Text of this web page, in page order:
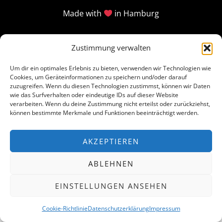
Zustimmung verwalten
Um dir ein optimales Erlebnis zu bieten, verwenden wir Technologien wie
Cookies, um Geräteinformationen zu speichern und/oder darauf
zuzugreifen. Wenn du diesen Technologien zustimmst, können wir Daten
wie das Surfverhalten oder eindeutige IDs auf dieser Website
verarbeiten. Wenn du deine Zustimmung nicht erteilst oder zurückziehst,
können bestimmte Merkmale und Funktionen beeinträchtigt werden.
AKZEPTIEREN
ABLEHNEN
EINSTELLUNGEN ANSEHEN
Cookie-RichtlinieDatenschutzerklärungImpressum
Made with in Hamburg